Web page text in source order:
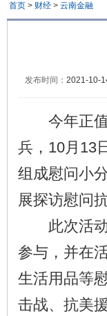
首页> 财经> 云南金融
发布时间： 2021-10-
今年正值
兵，10月13
组成慰问小
展探访慰问
此次活动
参与，并在
生活用品等
击战、抗美